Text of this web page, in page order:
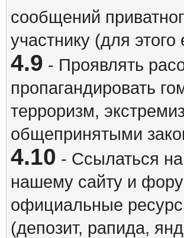
сообщений
участнику (для этого
4.9 - Проявлять
пропагандировать
терроризм,
общепринятыми
4.10 - Ссылаться
нашему сайту и
официальные
(депозит, рапида,